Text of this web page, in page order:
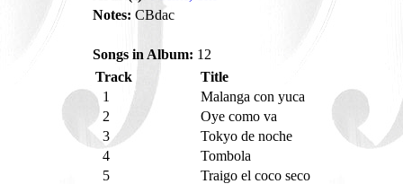
Notes: CBdac
Songs in Album: 12
Track
Title
1
Malanga con yuca
2
Oye como va
3
Tokyo de noche
4
Tombola
5
Traigo el coco seco